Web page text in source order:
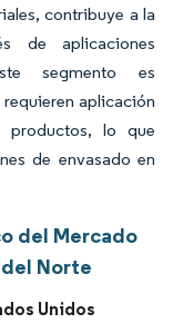
contribuye a la
de aplicaciones
segmento es
aplicación
productos, lo que
de envasado en
del Mercado
del Norte
Unidos